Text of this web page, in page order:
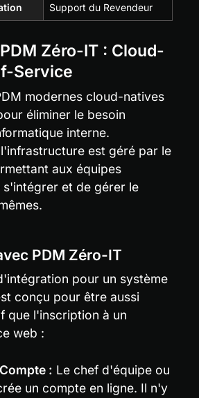
Support du Revendeur
Zéro-IT : Cloud-
Service
modernes cloud-natives
éliminer le besoin
interne.
est géré par le
aux équipes
s'intégrer et de gérer le
PDM Zéro-IT
pour un système
conçu pour être aussi
que l'inscription à un
web :
: Le chef d'équipe ou
un compte en ligne. Il n'y